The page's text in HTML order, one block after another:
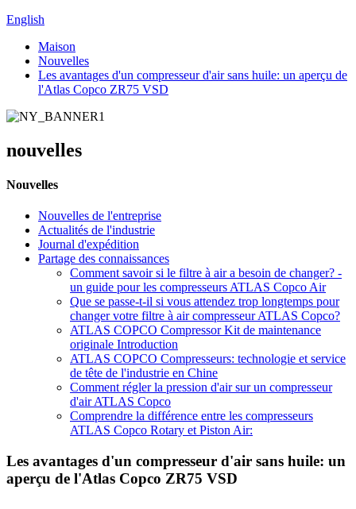
English
Maison
Nouvelles
Les avantages d'un compresseur d'air sans huile: un aperçu de
l'Atlas Copco ZR75 VSD
nouvelles
Nouvelles
Nouvelles de l'entreprise
Actualités de l'industrie
Journal d'expédition
Partage des connaissances
Comment savoir si le filtre à air a besoin de changer? -
un guide pour les compresseurs ATLAS Copco Air
Que se passe-t-il si vous attendez trop longtemps pour
changer votre filtre à air compresseur ATLAS Copco?
ATLAS COPCO Compressor Kit de maintenance
originale Introduction
ATLAS COPCO Compresseurs: technologie et service
de tête de l'industrie en Chine
Comment régler la pression d'air sur un compresseur
d'air ATLAS Copco
Comprendre la différence entre les compresseurs
ATLAS Copco Rotary et Piston Air:
Les avantages d'un compresseur d'air sans huile: un
aperçu de l'Atlas Copco ZR75 VSD